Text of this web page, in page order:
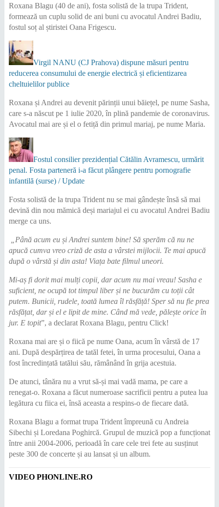
Roxana Blagu (40 de ani), fosta solistă de la trupa Trident,
formează un cuplu solid de ani buni cu avocatul Andrei Badiu,
fostul soț al știristei Oana Frigescu.
Virgil NANU (CJ Prahova) dispune măsuri pentru
reducerea consumului de energie electrică și eficientizarea
cheltuielilor publice
Roxana și Andrei au devenit părinții unui băiețel, pe nume Sasha,
care s-a născut pe 1 iulie 2020, în plină pandemie de coronavirus.
Avocatul mai are și el o fetiță din primul mariaj, pe nume Maria.
Fostul consilier prezidențial Cătălin Avramescu, urmărit
penal. Fosta parteneră i-a făcut plângere pentru pornografie
infantilă (surse) / Update
Fosta solistă de la trupa Trident nu se mai gândește însă să mai
devină din nou mămică deși mariajul ei cu avocatul Andrei Badiu
merge ca uns.
„Până acum eu și Andrei suntem bine! Să sperăm că nu ne
apucă cumva vreo criză de asta a vârstei mijlocii. Te mai apucă
după o vârstă și din asta! Viața bate filmul uneori.
Mi-aș fi dorit mai mulți copii, dar acum nu mai vreau! Sasha e
suficient, ne ocupă tot timpul liber și ne bucurăm cu toții cât
putem. Bunicii, rudele, toată lumea îl răsfăță! Sper să nu fie prea
răsfățat, dar și el e lipit de mine. Când mă vede, pălește orice în
jur. E topit”, a declarat Roxana Blagu, pentru Click!
Roxana mai are și o fiică pe nume Oana, acum în vârstă de 17
ani. După despărțirea de tatăl fetei, în urma procesului, Oana a
fost încredințată tatălui său, rămânând în grija acestuia.
De atunci, tânăra nu a vrut să-și mai vadă mama, pe care a
renegat-o. Roxana a făcut numeroase sacrificii pentru a putea lua
legătura cu fiica ei, însă aceasta a respins-o de fiecare dată.
Roxana Blagu a format trupa Trident împreună cu Andreia
Sibechi și Loredana Poghircă. Grupul de muzică pop a funcționat
între anii 2004-2006, perioadă în care cele trei fete au susținut
peste 300 de concerte și au lansat și un album.
VIDEO PHONLINE.RO